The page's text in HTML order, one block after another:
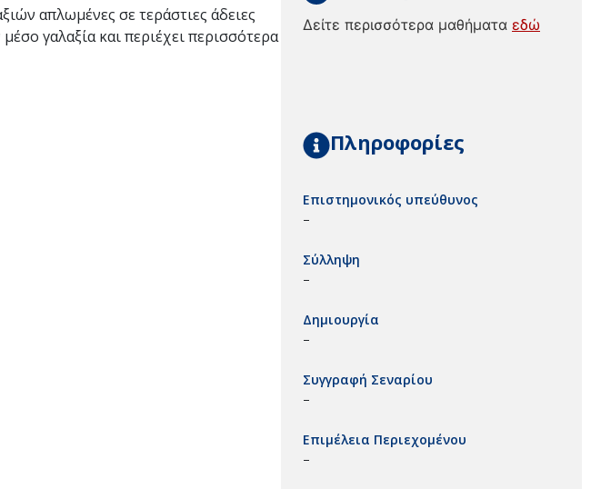
απλωμένες σε τεράστιες άδειες
γαλαξία και περιέχει περισσότερα
Δείτε περισσότερα μαθήματα εδώ
Πληροφορίες
Επιστημονικός υπεύθυνος
–
Σύλληψη
–
Δημιουργία
–
Συγγραφή Σεναρίου
–
Επιμέλεια Περιεχομένου
–